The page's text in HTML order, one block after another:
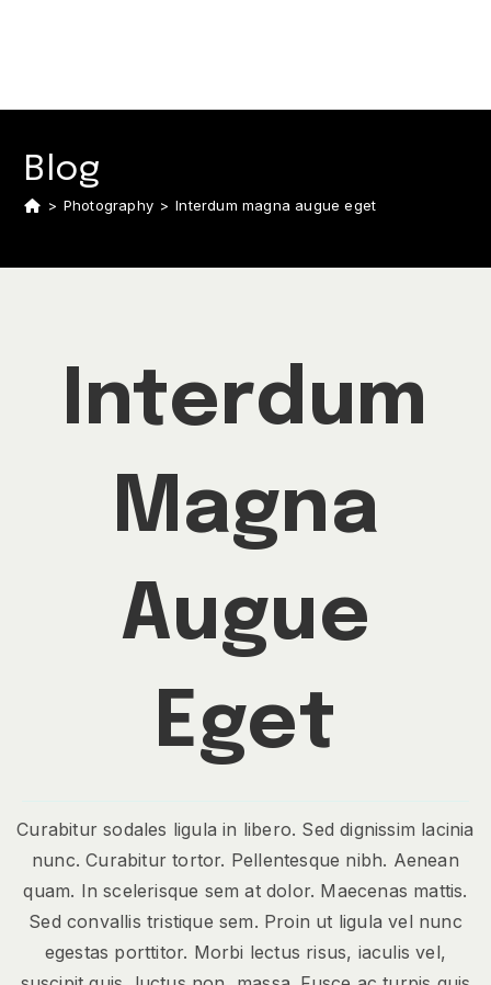
Blog
> Photography > Interdum magna augue eget
Interdum
Magna
Augue
Eget
Curabitur sodales ligula in libero. Sed dignissim lacinia
nunc. Curabitur tortor. Pellentesque nibh. Aenean
quam. In scelerisque sem at dolor. Maecenas mattis.
Sed convallis tristique sem. Proin ut ligula vel nunc
egestas porttitor. Morbi lectus risus, iaculis vel,